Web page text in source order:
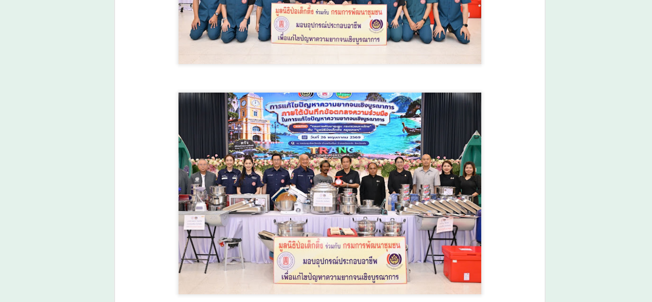
จัดกิจกรรม “พลังศรัทธา
ถวายเทียนพรรษา 2
แผ่นดิน สานสัมพันธ์
ไทย – มาเลเซีย” เชิญ
ชวนพุทธศาสนิกชน งด
ละ เลิกอบายมุข เนื่องใน
เทศกาลเข้าพรรษา
AUG
มูลนิธิกองทุนนิยมไทย
จับมือ กระทรวง
วัฒนธรรม แถลงเปิดตัว
โครงการ ประกวดอัต
ลักษณ์อาหารภูมิภาค
"รสถิ่นไทย" เฟ้นหาเมนู
ต้นตำรับ 4 ภูมิภาค ดัน
Soft Power สู่ระดับโลก
มูลนิธิกองทุนนิยมไทย จับมือ
กระทรวงวัฒนธรรม แถลงเปิดตัว
โครงการ ประกวดอัตลักษณ์อาหาร
ภูมิภาค "รสถิ่นไทย" เฟ้นหาเมนูต้น
ตำรับ 4 ภูมิภาค ดัน Soft Power สู่
AUG
6
นครบาล 1 กัดไม่ปล่อย!
แกะรอยขยายผลกลุ่ม
นักบิน จับไอซ์ล๊อตมหึ
มากว่า 300 โล ก่อนเข้า
กลางกรุง
นครบาล 1 กัดไม่ปล่อย! แกะรอย
ขยายผลกลุ่มนักบิน จับไอซ์ล๊อตมหึ
มากว่า 300 โล ก่อนเข้ากลางกรุง
ย้อนไปเมื่อ 16 มี.ค.2569 ที่ผ่านมา
กก.สืบสวนนครบาล 1 บช.น.
วธ. เดินหน้าจัดตั้ง และ
รับรองวัดคาทอลิกแห่ง
ใหม่หนุนบทบาทศาสน
สถาน เป็นแหล่งปลูกฝัง
คุณธรรมของศาสนิ
กชน
วธ. เดินหน้าจัดตั้ง และรับรองวัด
คาทอลิกแห่งใหม่หนุนบทบาทศาสน
สถาน เป็นแหล่งปลูกฝังคุณธรรม
ของศาสนิกชน
นางสาวซาบีดา ไทยเศรษฐ์ รัฐมนตรี
ว่าการกระทรวงวัฒนธรรม
(รมว.วธ.) เปิดเผยว่า ที่ประชุมคณะ
รัฐมนตรี (ครม.) เมื่อวันที่ 5
สิงหาคม 2569 มีมติเห็นชอบการจัด
AUG
5
วศ.อว. จับมือ ทช.ทส. ยกระดับห้องปฏิบัติการไมโคร
พลาสติกสู่มาตรฐานสากล
วศ.อว. จับมือ ทช.ทส.